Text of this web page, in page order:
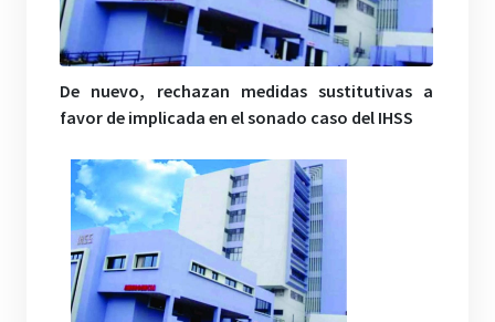
De nuevo, rechazan medidas sustitutivas a
favor de implicada en el sonado caso del IHSS